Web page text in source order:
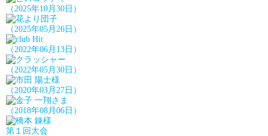
（2025年10月30日）
（2025年05月26日）
（2022年06月13日）
（2022年05月30日）
（2020年03月27日）
（2018年08月06日）
第１回大会